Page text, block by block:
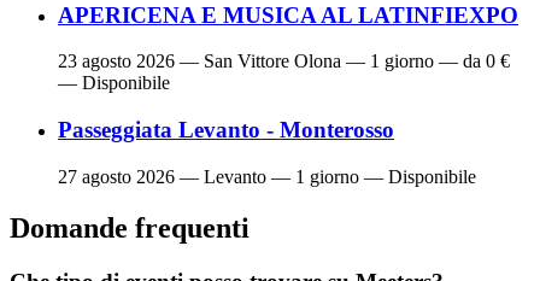
APERICENA E MUSICA AL LATINFIEXPO
23 agosto 2026 — San Vittore Olona — 1 giorno — da 0 €
— Disponibile
Passeggiata Levanto - Monterosso
27 agosto 2026 — Levanto — 1 giorno — Disponibile
Domande frequenti